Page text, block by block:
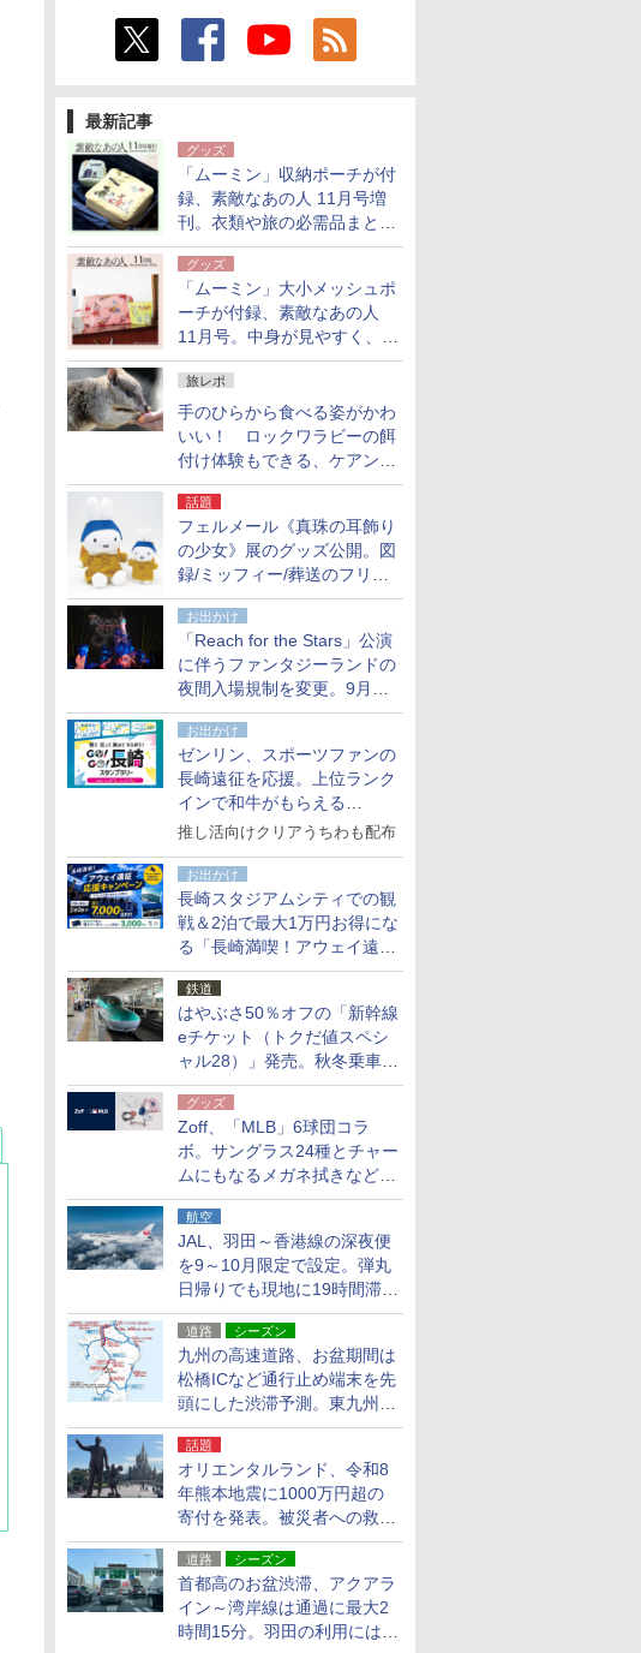
最新記事
グッズ
「ムーミン」収納ポーチが付
録、素敵なあの人 11月号増
刊。衣類や旅の必需品まとま
る大小2個セット
グッズ
「ムーミン」大小メッシュポ
ーチが付録、素敵なあの人
11月号。中身が見やすく、温
泉スパにも使える
旅レポ
手のひらから食べる姿がかわ
いい！ ロックワラビーの餌
付け体験もできる、ケアンズ
でアサートン高原の日本語ガ
イド付きツアーに参加してみ
た
話題
フェルメール《真珠の耳飾り
の少女》展のグッズ公開。図
録/ミッフィー/葬送のフリー
レンほか、注目ブランドコラ
ボが実現
お出かけ
「Reach for the Stars」公演
に伴うファンタジーランドの
夜間入場規制を変更。9月か
ら18時50分～20時ごろに
お出かけ
ゼンリン、スポーツファンの
長崎遠征を応援。上位ランク
インで和牛がもらえる
「GO！GO！長崎スタンプラ
推し活向けクリアうちわも配布
お出かけ
長崎スタジアムシティでの観
戦＆2泊で最大1万円お得にな
る「長崎満喫！アウェイ遠征
応援キャンペーン」
鉄道
はやぶさ50％オフの「新幹線
eチケット（トクだ値スペシ
ャル28）」発売。秋冬乗車
分、えきねっと限定
グッズ
Zoff、「MLB」6球団コラ
ボ。サングラス24種とチャー
ムにもなるメガネ拭きなど雑
貨24種
航空
JAL、羽田～香港線の深夜便
を9～10月限定で設定。弾丸
日帰りでも現地に19時間滞在
できる
道路 シーズン
九州の高速道路、お盆期間は
松橋ICなど通行止め端末を先
頭にした渋滞予測。東九州道
への迂回は料金調整を実施
話題
オリエンタルランド、令和8
年熊本地震に1000万円超の
寄付を発表。被災者への救援
活動・復旧支援
道路 シーズン
首都高のお盆渋滞、アクアラ
イン～湾岸線は通過に最大2
時間15分。羽田の利用には